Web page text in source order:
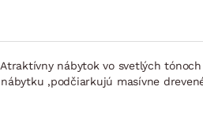
nábytok vo svetlých
,podčiarkujú masívne